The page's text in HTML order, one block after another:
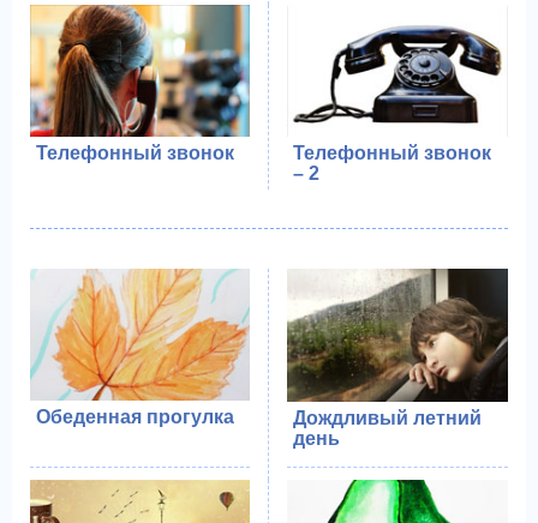
Телефонный звонок
Телефонный звонок
– 2
Обеденная прогулка
Дождливый летний
день